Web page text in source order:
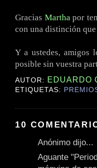
Gracias Marthapor
con una distinción
Y a ustedes, amigos
posible sin vuestra
AUTOR: EDUARDO
ETIQUETAS:
10
Anónimo dijo...
Aguante